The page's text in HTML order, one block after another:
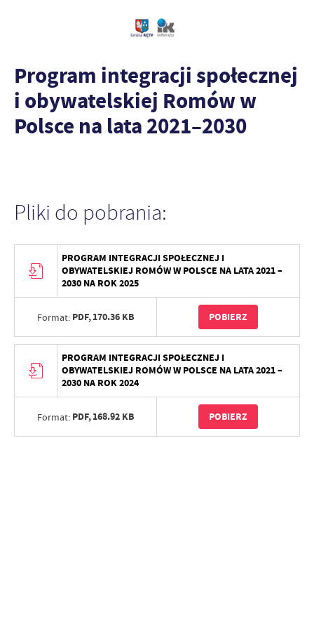
Program integracji społecznej
i obywatelskiej Romów w
Polsce na lata 2021–2030
Pliki do pobrania:
PROGRAM INTEGRACJI SPOŁECZNEJ I
OBYWATELSKIEJ ROMÓW W POLSCE NA LATA 2021 –
2030 NA ROK 2025
Format: PDF,170.36 KB POBIERZ
PROGRAM INTEGRACJI SPOŁECZNEJ I
OBYWATELSKIEJ ROMÓW W POLSCE NA LATA 2021 –
2030 NA ROK 2024
Format: PDF,168.92 KB POBIERZ